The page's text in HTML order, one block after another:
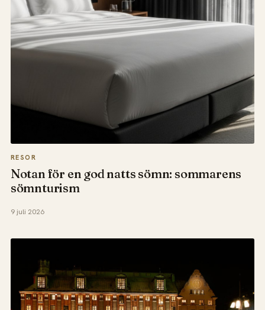
RESOR
Notan för en god natts sömn: sommarens
sömnturism
9 juli 2026